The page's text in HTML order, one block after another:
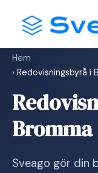
content
Hem
› Redovisningsbyrå i
Bromma
Sveago gör din